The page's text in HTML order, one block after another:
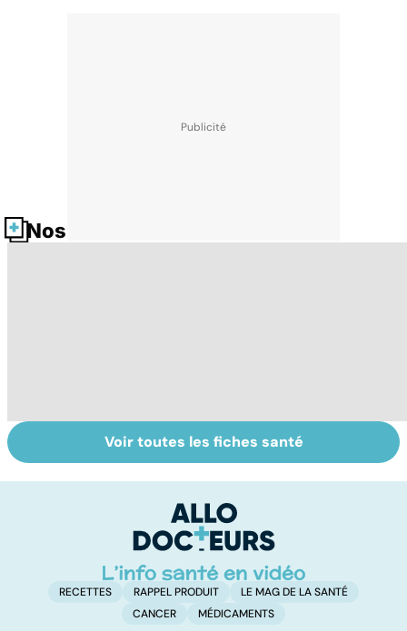
Nos fiches santé
Tout savoir sur le
cancer de la
Mélanome : le
plus redouté des
peau
Voir toutes les fiches santé
RECETTES RAPPEL PRODUIT
LE MAG DE LA SANTÉ
CANCER
MÉDICAMENTS